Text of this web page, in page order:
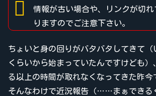
情報が古い場合や、リンクが切
りますのでご注意下さい。
ちょいと身の回りがバタバタしてきて（
くらいから始まっていたんですけども）
る以上の時間が取れなくなってきた昨今
そんなわけで近況報告（……まぁできる